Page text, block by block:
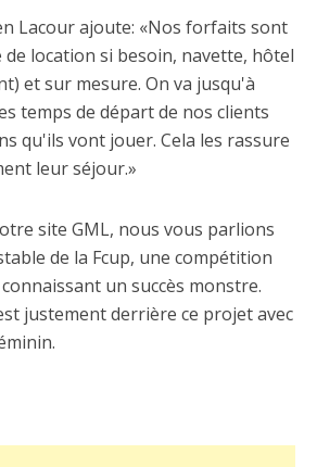
Lacour ajoute: «Nos forfaits sont
de location si besoin, navette, hôtel
et sur mesure. On va jusqu'à
temps de départ de nos clients
qu'ils vont jouer. Cela les rassure
leur séjour.»
site GML, nous vous parlions
de la Fcup, une compétition
un succès monstre.
justement derrière ce projet avec